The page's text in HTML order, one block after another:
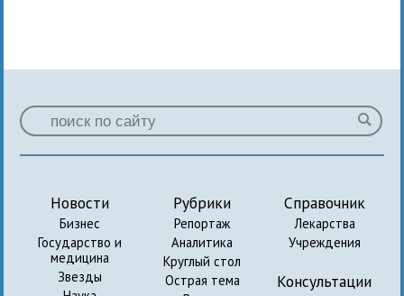
Новости
Бизнес
Государство и
медицина
Звезды
Рубрики
Репортаж
Аналитика
Круглый стол
Острая тема
Справочник
Лекарства
Учреждения
Консультации